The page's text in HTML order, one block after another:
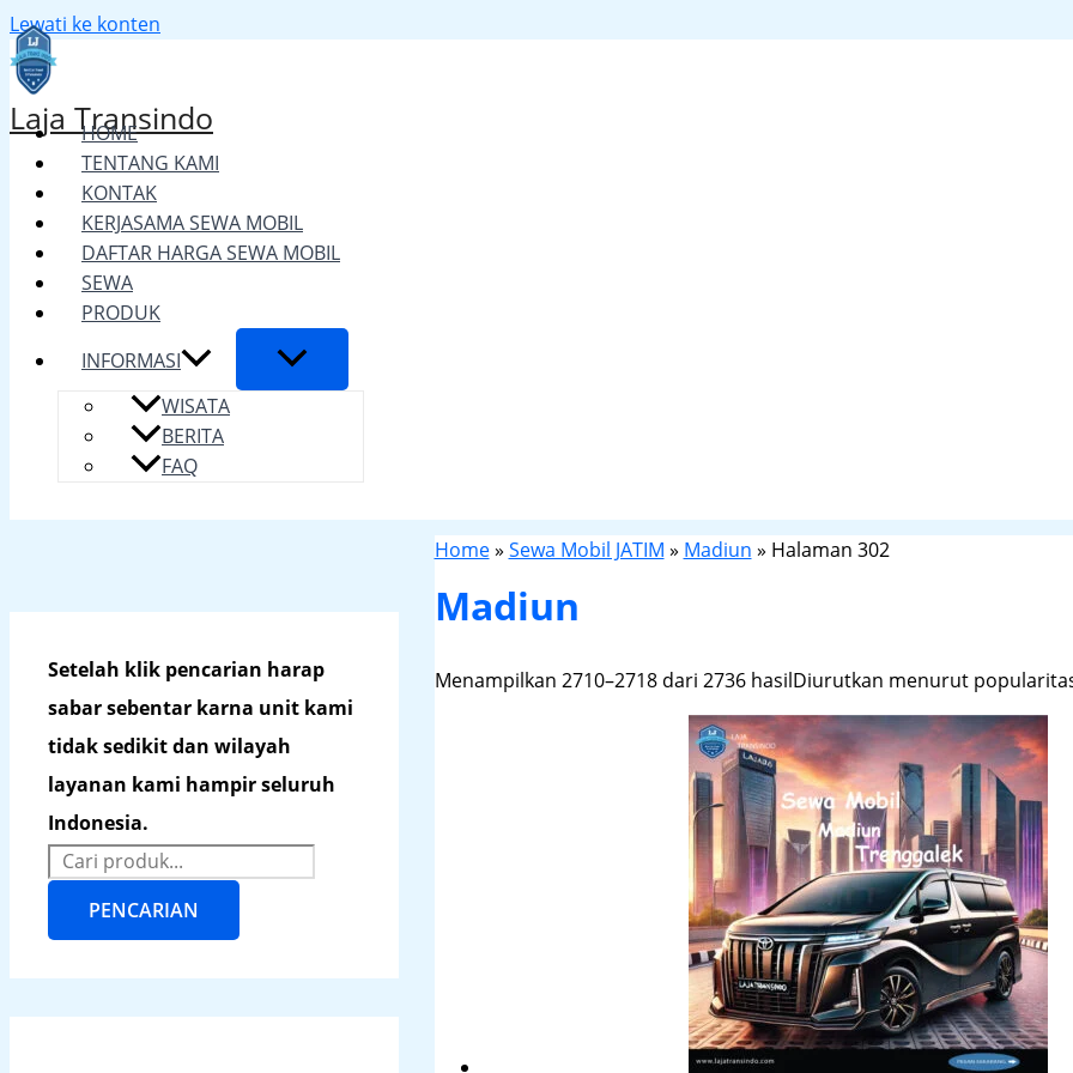
Lewati ke konten
Laja Transindo
HOME
TENTANG KAMI
KONTAK
KERJASAMA SEWA MOBIL
DAFTAR HARGA SEWA MOBIL
SEWA
PRODUK
INFORMASI
WISATA
BERITA
FAQ
Setelah klik pencarian harap
sabar sebentar karna unit kami
tidak sedikit dan wilayah
layanan kami hampir seluruh
Indonesia.
PENCARIAN
Home» Sewa Mobil JATIM » Madiun » Halaman 302
Madiun
Menampilkan 2710–2718 dari 2736 hasilDiurutkan menurut